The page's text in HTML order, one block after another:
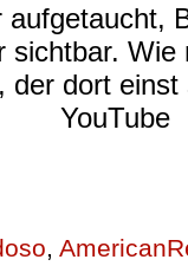
aufgetaucht,
sichtbar.
der dort
YouTube
,